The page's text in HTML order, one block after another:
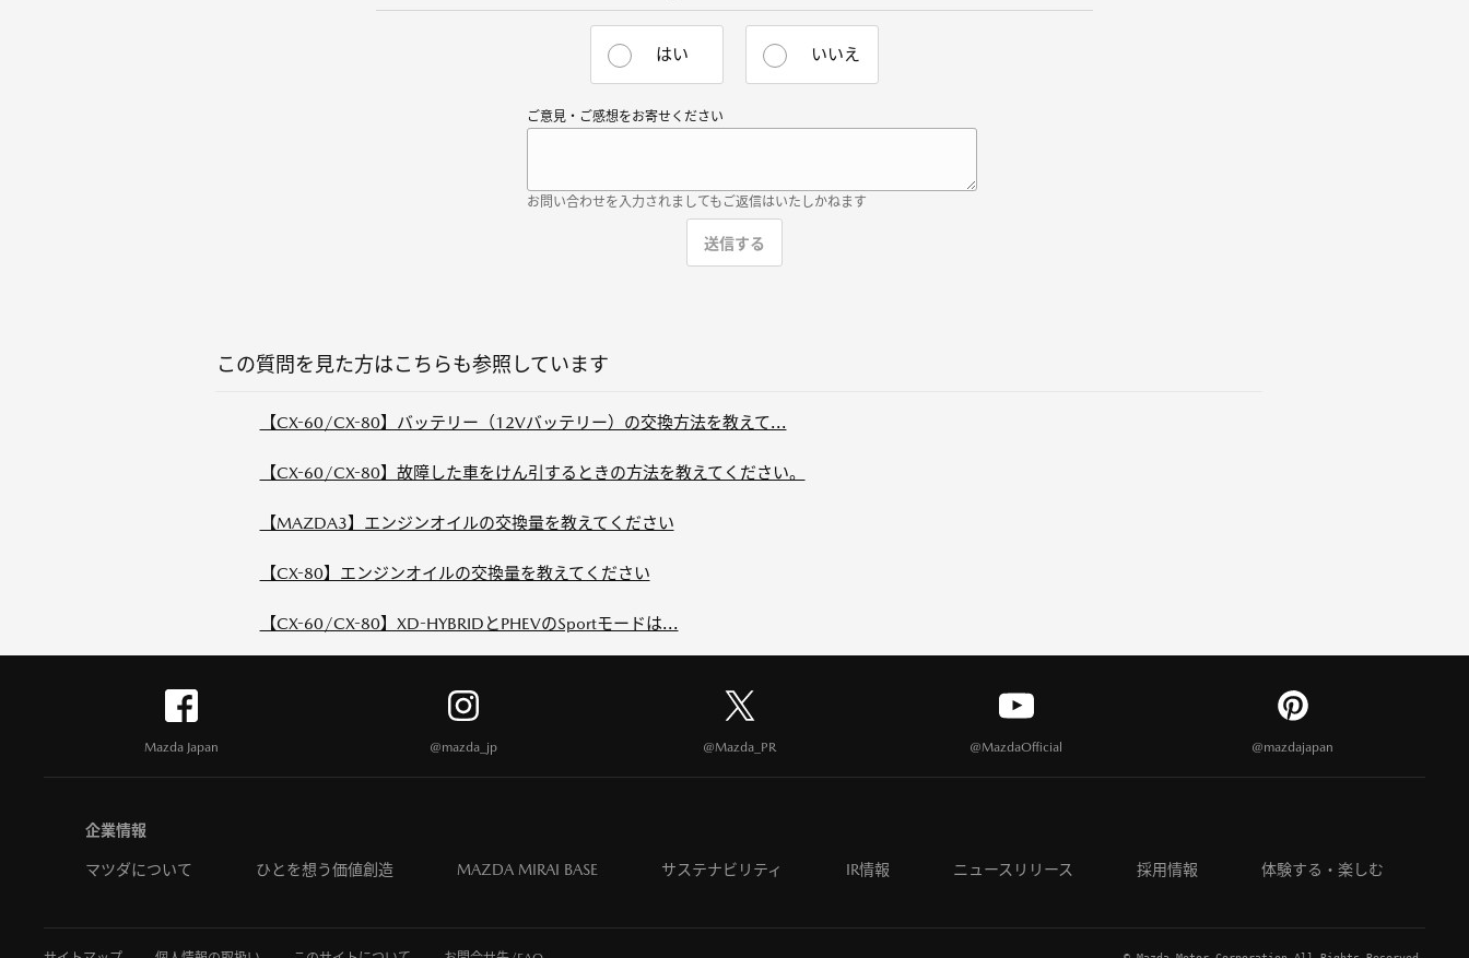
はい いいえ
ご意見・ご感想をお寄せください
お問い合わせを入力されましてもご返信はいたしかねます
この質問を見た方はこちらも参照しています
【CX-60/CX-80】バッテリー（12Vバッテリー）の交換方法を教えて...
【CX-60/CX-80】故障した車をけん引するときの方法を教えてください。
【MAZDA3】エンジンオイルの交換量を教えてください
【CX-80】エンジンオイルの交換量を教えてください
【CX-60/CX-80】XD-HYBRIDとPHEVのSportモードは...
Mazda Japan @mazda_jp @Mazda_PR @MazdaOfficial @mazdajapan
企業情報
マツダについて ひとを想う価値創造 MAZDA MIRAI BASE サステナビリティ IR情報 ニュースリリース 採用情報 体験する・楽しむ